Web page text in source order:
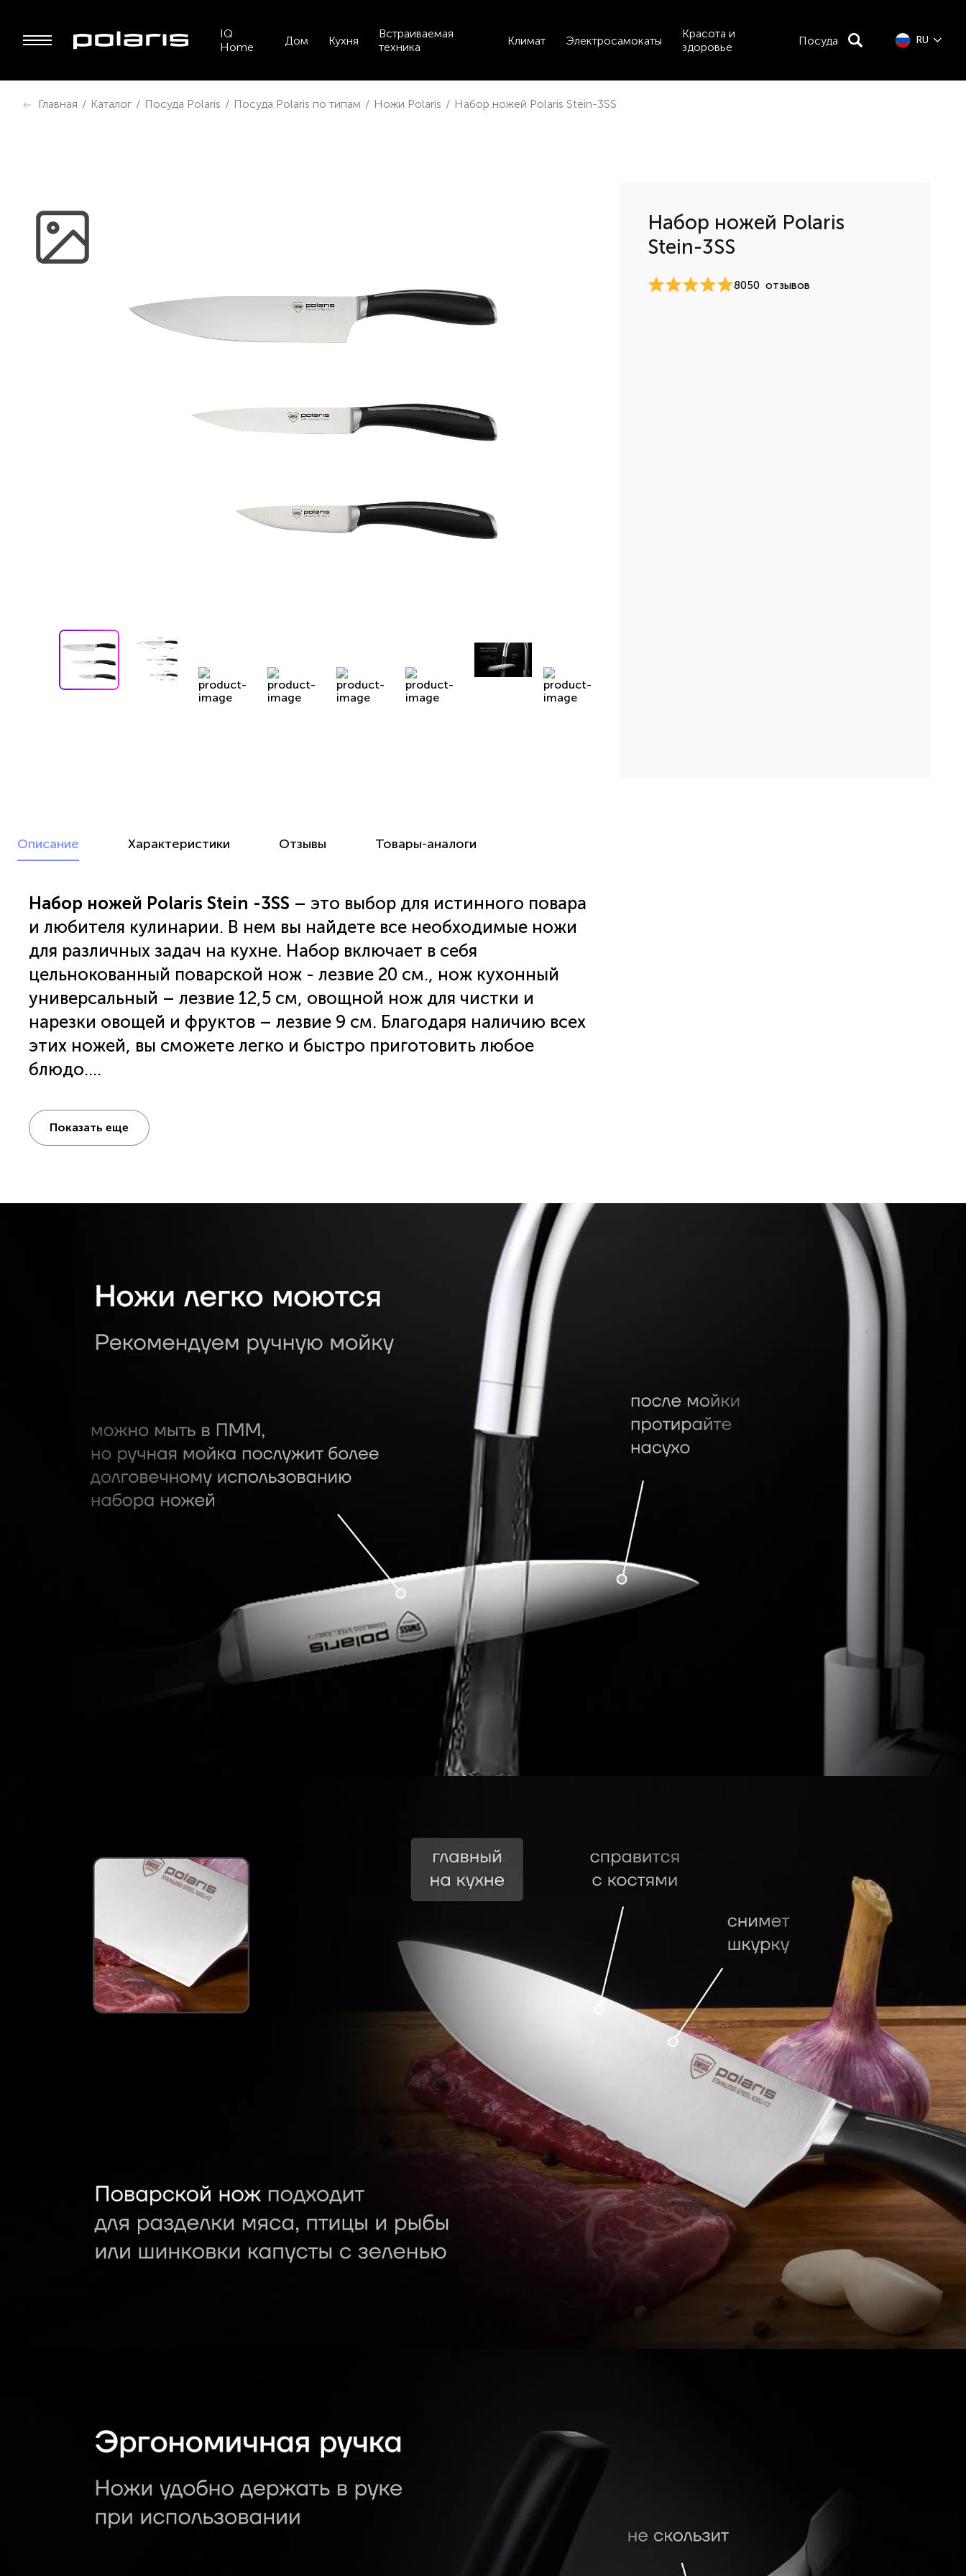
IQ
Home
Дом Кухня
Встраиваемая
техника
Климат Электросамокаты
Красота и
здоровье
Посуда RU
Главная / Каталог / Посуда Polaris / Посуда Polaris по типам / Ножи Polaris / Набор ножей Polaris Stein-3SS
Набор ножей Polaris
Stein-3SS
8050 отзывов
Описание Характеристики Отзывы Товары-аналоги
Набор ножей Polaris Stein -3SS – это выбор для истинного повара
и любителя кулинарии. В нем вы найдете все необходимые ножи
для различных задач на кухне. Набор включает в себя
цельнокованный поварской нож - лезвие 20 см., нож кухонный
универсальный – лезвие 12,5 см, овощной нож для чистки и
нарезки овощей и фруктов – лезвие 9 см. Благодаря наличию всех
этих ножей, вы сможете легко и быстро приготовить любое
блюдо.
Преимущества набора ножей Polaris - двусторонняя заточка
лезвий. Благодаря этому, ножи позволяют вам быстро и аккуратно
Рукоятка ножей выполнена из ABS пластика, который не только
приятен на ощупь, но и обеспечивает комфортное и безопасное
использование. Ножи из набора Polaris Stein прошли трехэтапную
технологию закаливания ICE HARDENING technology, благодаря
чему они держат заточку и не деформируются даже при
Твердость ножей по шкале Роквелла составляет 54±2 HRC, что
гарантирует их высокую сопротивляемость деформации. Кроме
того, форма рукоятки ножей специально разработана с учетом
эргономики, чтобы предоставить вам максимальный комфорт во
время работы на кухне. Все лезвия ножей Polaris тестируются на
отсутствие дефектов, чтобы убедиться в соблюдении технологий
при изготовлении. Для сохранения этих особенностей, мы не
рекомендуем мыть ножи из нержавеющей стали в посудомоечной
Набор ножей Polaris Stein предлагает вам высокое качество,
функциональность и долговечность своего первоначального
Показать еще